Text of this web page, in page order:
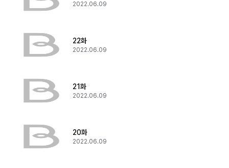
2022.06.09
22화
2022.06.09
21화
2022.06.09
20화
2022.06.09